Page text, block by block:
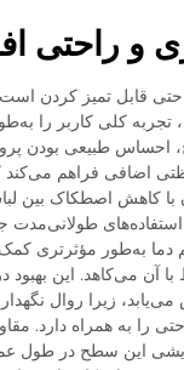
و راحتی
قابل تمیز کردن
تجربه کلی کاربر را
طبیعی بودن
اضافی فراهم می‌کند
با کاهش اصطکاک بین
استفاده‌های
دما به‌طور مؤثرتری
آن می‌کاهد. این بهبود
زیرا روال
را به همراه دارد.
این سطح در طول عمر